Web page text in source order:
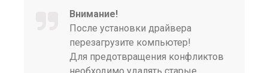
Внимание!
После установки драйвера
перезагрузите компьютер!
Для предотвращения конфликтов
необходимо удалять старые